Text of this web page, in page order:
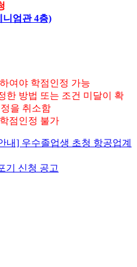
엄관 4층)
여야 학점인정 가능
한 방법 또는 조건 미달이 확
을 취소함
점인정 불가
내] 우수졸업생 초청 항공업계
기 신청 공고